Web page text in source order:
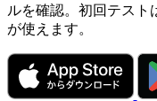
ルを確認。初回テス
が使えます。